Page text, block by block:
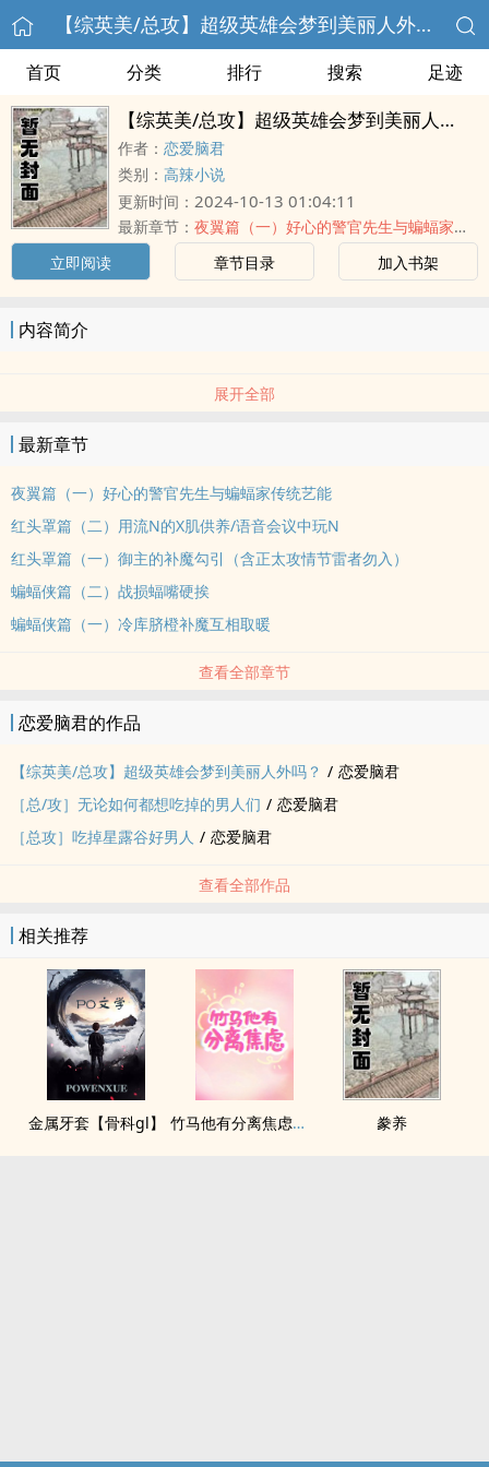
【综英美/总攻】超级英雄会梦到美丽人外吗？
首页 分类 排行 搜索 足迹
【综英美/总攻】超级英雄会梦到美丽人外吗？
作者： 恋爱脑君
类别： 高辣小说
更新时间： 2024-10-13 01:04:11
最新章节： 夜翼篇（一）好心的警官先生与蝙蝠家传统艺能
立即阅读
章节目录 加入书架
内容简介
展开全部
最新章节
夜翼篇（一）好心的警官先生与蝙蝠家传统艺能
红头罩篇（二）用流N的X肌供养/语音会议中玩N
红头罩篇（一）御主的补魔勾引（含正太攻情节雷者勿入）
蝙蝠侠篇（二）战损蝠嘴硬挨
蝙蝠侠篇（一）冷库脐橙补魔互相取暖
查看全部章节
恋爱脑君的作品
【综英美/总攻】超级英雄会梦到美丽人外吗？ / 恋爱脑君
［总/攻］无论如何都想吃掉的男人们 / 恋爱脑君
［总攻］吃掉星露谷好男人 / 恋爱脑君
查看全部作品
相关推荐
金属牙套【骨科gl】 竹马他有分离焦虑（1v1） 豢养